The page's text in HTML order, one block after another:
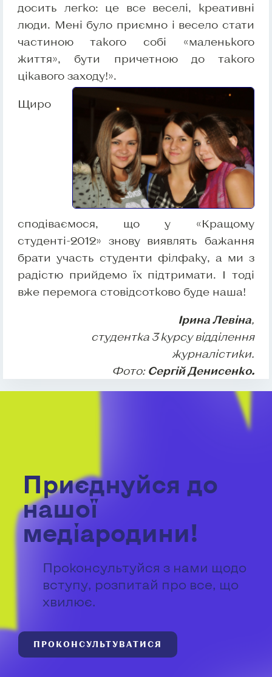
досить легко: це все веселі, креативні
люди. Мені було приємно і весело стати
частиною такого собі «маленького
життя», бути причетною до такого
цікавого заходу!».
Щиро
сподіваємося, що у «Кращому
студенті-2012» знову виявлять бажання
брати участь студенти філфаку, а ми з
радістю прийдемо їх підтримати. І тоді
вже перемога стовідсотково буде наша!
Ірина Левіна,
студентка 3 курсу відділення
журналістики.
Фото: Сергій Денисенко.
Приєднуйся до
нашої
медіародини!
Проконсультуйся з нами щодо
вступу, розпитай про все, що
хвилює.
ПРОКОНСУЛЬТУВАТИСЯ